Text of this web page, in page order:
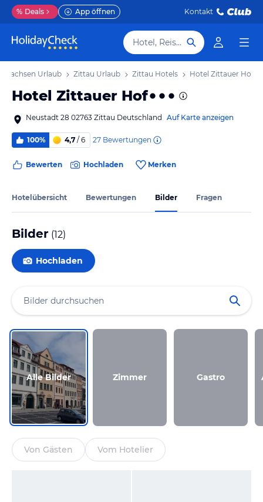
% Deals App öffnen Kontakt
Hotel, Reiseziel
Sachsen Urlaub Zittau Urlaub Zittau Hotels Hotel Zittauer Hof
Hotel Zittauer Hof
Neustadt 28 02763 Zittau Deutschland Auf Karte anzeigen
100% 4,7 / 6 27 Bewertungen
Bewerten Hochladen Merken
Hotelübersicht Bewertungen Bilder Fragen
Bilder (12)
Hochladen
Alle Bilder Zimmer Gastro
Von Gästen Vom Hotelier